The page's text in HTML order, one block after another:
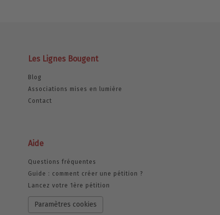
Les Lignes Bougent
Blog
Associations mises en lumière
Contact
Aide
Questions fréquentes
Guide : comment créer une pétition ?
Lancez votre 1ère pétition
Paramètres cookies